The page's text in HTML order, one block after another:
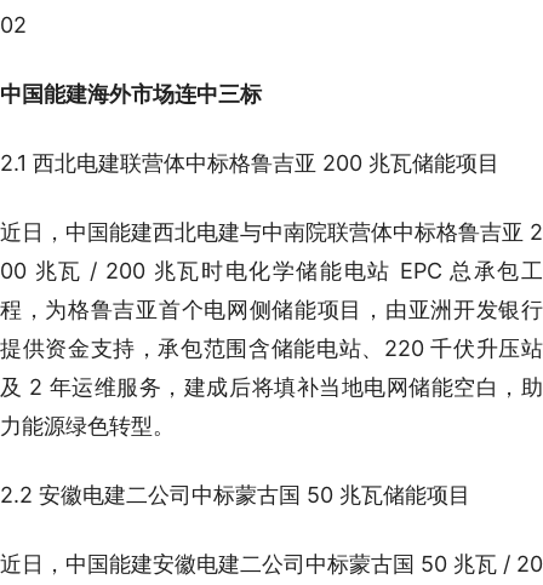
02
中国能建海外市场连中三标
2.1 西北电建联营体中标格鲁吉亚 200 兆瓦储能项目
近日，中国能建西北电建与中南院联营体中标格鲁吉亚 2
00 兆瓦 / 200 兆瓦时电化学储能电站 EPC 总承包工
程，为格鲁吉亚首个电网侧储能项目，由亚洲开发银行
提供资金支持，承包范围含储能电站、220 千伏升压站
及 2 年运维服务，建成后将填补当地电网储能空白，助
力能源绿色转型。
2.2 安徽电建二公司中标蒙古国 50 兆瓦储能项目
近日，中国能建安徽电建二公司中标蒙古国 50 兆瓦 / 20